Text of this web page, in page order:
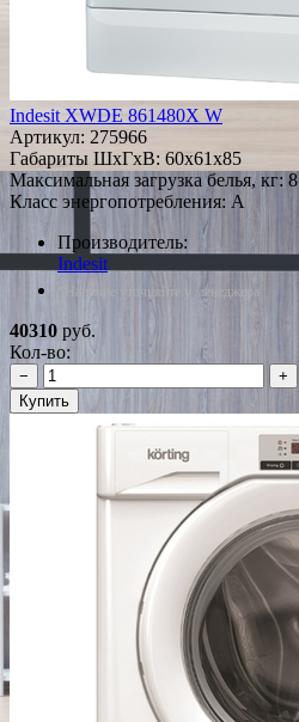
Indesit XWDE 861480X W
Артикул: 275966
Габариты ШxГxВ: 60x61x85
Максимальная загрузка белья, кг: 8
Класс энергопотребления: A
Производитель:
Indesit
*Наличие уточняйте у менеджера
40310 руб.
Кол-во:
−
+
Купить